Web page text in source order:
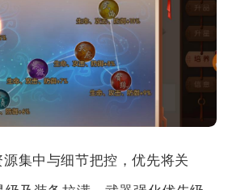
集中与细节把控，优先将关